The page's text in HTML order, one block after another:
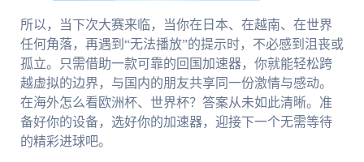
所以，当下次大赛来临，当你在日本、在越南、在世界
任何角落，再遇到“无法播放”的提示时，不必感到沮丧或
孤立。只需借助一款可靠的回国加速器，你就能轻松跨
越虚拟的边界，与国内的朋友共享同一份激情与感动。
在海外怎么看欧洲杯、世界杯？答案从未如此清晰。准
备好你的设备，选好你的加速器，迎接下一个无需等待
的精彩进球吧。